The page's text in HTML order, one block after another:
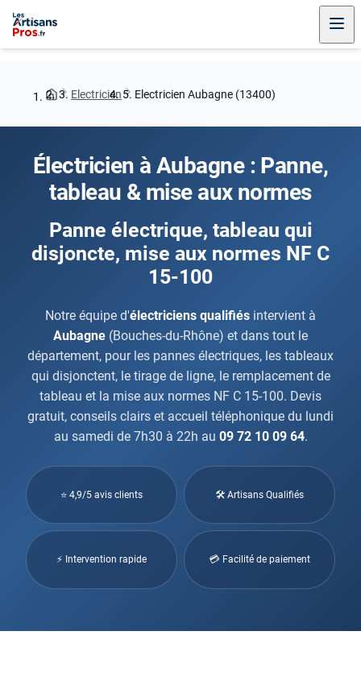
Electricien Electricien Aubagne (13400)
Électricien à Aubagne : Panne,
tableau & mise aux normes
Panne électrique, tableau qui
disjoncte, mise aux normes NF C
15-100
Notre équipe d'électriciens qualifiés intervient à
Aubagne (Bouches-du-Rhône) et dans tout le
département, pour les pannes électriques, les tableaux
qui disjonctent, le tirage de ligne, le remplacement de
tableau et la mise aux normes NF C 15-100. Devis
gratuit, conseils clairs et accueil téléphonique du lundi
au samedi de 7h30 à 22h au 09 72 10 09 64.
⭐ 4,9/5 avis clients 🛠 Artisans Qualifiés
⚡ Intervention rapide 💳 Facilité de paiement